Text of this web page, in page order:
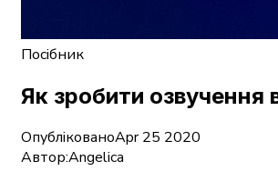
Посібник
Як зробити озвучення
ОпублікованоApr 25 2020
Автор:Angelica